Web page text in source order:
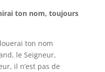
ton nom, toujours
ton nom
le Seigneur,
il n’est pas de